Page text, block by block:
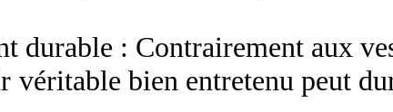
durable : Contrairement aux
véritable bien entretenu peut